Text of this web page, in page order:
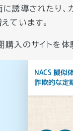
誘導されたり
ています。
入のサイトを体